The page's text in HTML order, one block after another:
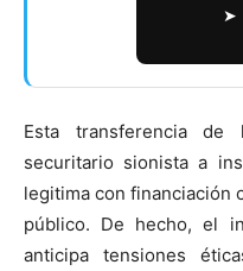
➤
Esta transferencia de
securitario sionista a
legitima con financiación
público. De hecho, el
anticipa tensiones